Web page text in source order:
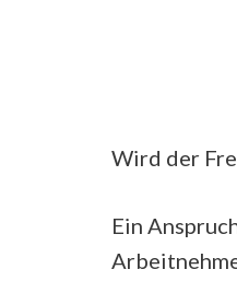
Wird der
Ein